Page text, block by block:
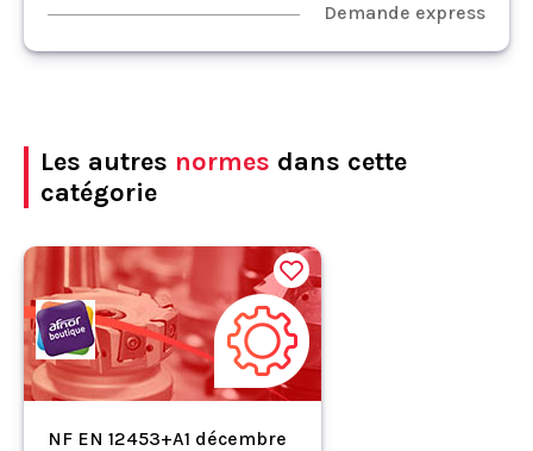
Demande express
Les autres normes dans cette
catégorie
NF EN 12453+A1 décembre